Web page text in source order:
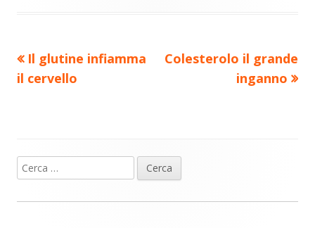
Navigazione
Precedente
articolo:
Il glutine infiamma
il cervello
Nuovo
Colesterolo il grande
inganno
Barra
laterale
Ricerca
per: